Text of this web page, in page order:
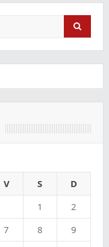
V S D
1
2
7 8
9